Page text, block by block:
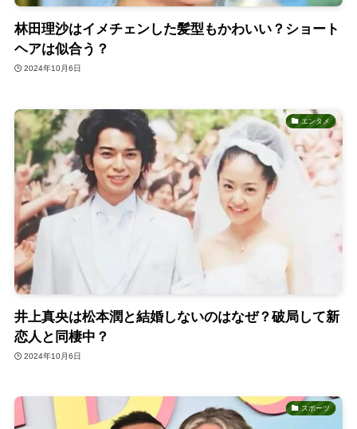
林田理沙はイメチェンした髪型もかわいい？ショート
ヘアは似合う？
2024年10月6日
エンタメ
井上真央は松本潤と結婚しないのはなぜ？破局して新
恋人と同棲中？
2024年10月6日
スポーツ